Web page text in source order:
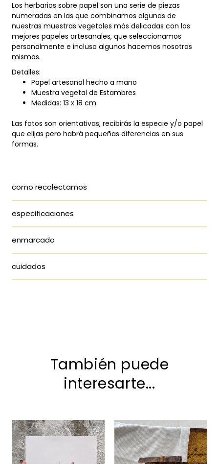
Los herbarios sobre papel son una serie de piezas
numeradas en las que combinamos algunas de
nuestras muestras vegetales más delicadas con los
mejores papeles artesanales, que seleccionamos
personalmente e incluso algunos hacemos nosotras
mismas.
Detalles:
Papel artesanal hecho a mano
Muestra vegetal de Estambres
Medidas: 13 x 18 cm
Las fotos son orientativas, recibirás la especie y/o papel
que elijas pero habrá pequeñas diferencias en sus
formas.
como recolectamos
especificaciones
enmarcado
cuidados
También puede
interesarte...